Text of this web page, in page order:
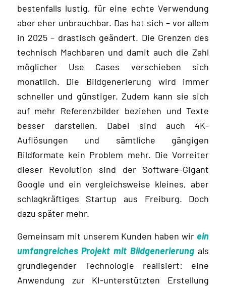
bestenfalls lustig, für eine echte Verwendung
aber eher unbrauchbar. Das hat sich – vor allem
in 2025 – drastisch geändert. Die Grenzen des
technisch Machbaren und damit auch die Zahl
möglicher Use Cases verschieben sich
monatlich. Die Bildgenerierung wird immer
schneller und günstiger. Zudem kann sie sich
auf mehr Referenzbilder beziehen und Texte
besser darstellen. Dabei sind auch 4K-
Auflösungen und sämtliche gängigen
Bildformate kein Problem mehr. Die Vorreiter
dieser Revolution sind der Software-Gigant
Googleund ein vergleichsweise kleines, aber
schlagkräftiges Startup aus Freiburg. Doch
dazu später mehr.
Gemeinsam mit unserem Kunden haben wir ein
umfangreiches Projekt mit Bildgenerierungals
grundlegender Technologie realisiert: eine
Anwendung zur KI-unterstützten Erstellung